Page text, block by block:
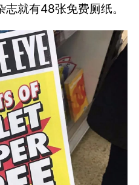
就有48张免费厕纸。